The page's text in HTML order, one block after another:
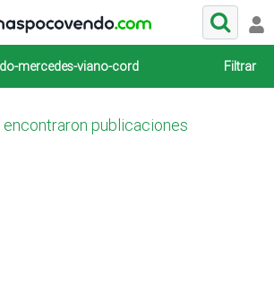
mercedes-viano-cordoba" Filtrar
encontraron publicaciones